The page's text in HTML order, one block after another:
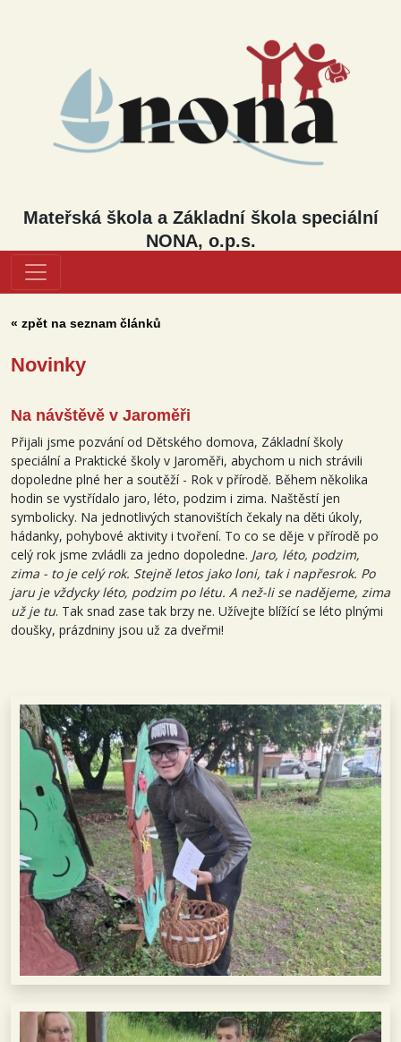
Mateřská škola a Základní škola speciální
NONA, o.p.s.
« zpět na seznam článků
Novinky
Na návštěvě v Jaroměři
Přijali jsme pozvání od Dětského domova, Základní školy
speciální a Praktické školy v Jaroměři, abychom u nich strávili
dopoledne plné her a soutěží - Rok v přírodě. Během několika
hodin se vystřídalo jaro, léto, podzim i zima. Naštěstí jen
symbolicky. Na jednotlivých stanovištích čekaly na děti úkoly,
hádanky, pohybové aktivity i tvoření. To co se děje v přírodě po
celý rok jsme zvládli za jedno dopoledne. Jaro, léto, podzim,
zima - to je celý rok. Stejně letos jako loni, tak i napřesrok. Po
jaru je vždycky léto, podzim po létu. A než-li se nadějeme, zima
už je tu. Tak snad zase tak brzy ne. Užívejte blížící se léto plnými
doušky, prázdniny jsou už za dveřmi!